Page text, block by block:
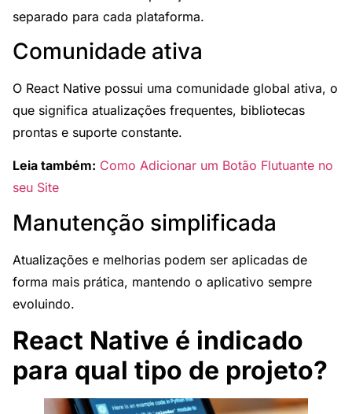
separado para cada plataforma.
Comunidade ativa
O React Native possui uma comunidade global ativa, o
que significa atualizações frequentes, bibliotecas
prontas e suporte constante.
Leia também: Como Adicionar um Botão Flutuante no
seu Site
Manutenção simplificada
Atualizações e melhorias podem ser aplicadas de
forma mais prática, mantendo o aplicativo sempre
evoluindo.
React Native é indicado
para qual tipo de projeto?